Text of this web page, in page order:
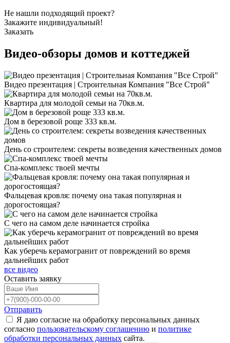
Не нашли подходящий проект?
Закажите индивидуальный!
Заказать
Видео-обзоры домов и коттеджей
Видео презентация | Строительная Компания "Все Строй"
Квартира для молодой семьи на 70кв.м.
Дом в березовой роще 333 кв.м.
День со строителем: секреты возведения качественных домов
Спа-комплекс твоей мечты
Фальцевая кровля: почему она такая популярная и
дорогостоящая?
С чего на самом деле начинается стройка
Как уберечь керамогранит от повреждений во время
дальнейших работ
все видео
Оставить заявку
Отправить
Я даю согласие на обработку персональных данных
согласно пользовательскому соглашению и политике
обработки персональных данных сайта.